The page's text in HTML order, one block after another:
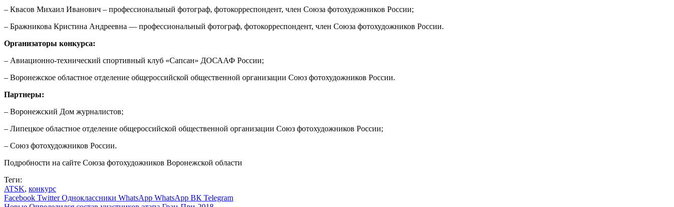
– Квасов Михаил Иванович – профессиональный фотограф, фотокорреспондент, член Союза фотохудожников России;
– Бражникова Кристина Андреевна — профессиональный фотограф, фотокорреспондент, член Союза фотохудожников России.
Организаторы конкурса:
– Авиационно-технический спортивный клуб «Сапсан» ДОСААФ России;
– Воронежское областное отделение общероссийской общественной организации Союз фотохудожников России.
Партнеры:
– Воронежский Дом журналистов;
– Липецкое областное отделение общероссийской общественной организации Союз фотохудожников России;
– Союз фотохудожников России.
Подробности на сайте Союза фотохудожников Воронежской области
Теги:
ATSK, конкурс
Facebook Twitter Одноклассники WhatsApp WhatsApp ВК Telegram